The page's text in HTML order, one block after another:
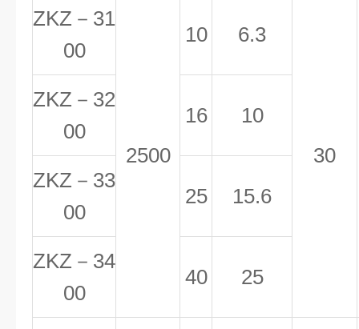
ZKZ－31
00
2500
10 6.3
30
ZKZ－32
00
16 10
ZKZ－33
00
25 15.6
ZKZ－34
00
40 25